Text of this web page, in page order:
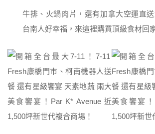
牛排、火鍋肉片，還有加拿大空運直送
台南人好幸福，來這裡購買頂級食材回